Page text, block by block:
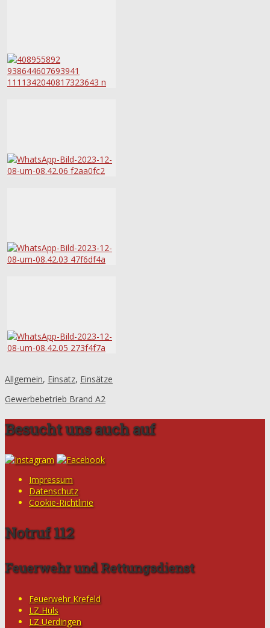
Allgemein, Einsatz, Einsätze
Gewerbebetrieb Brand A2
Besucht uns auch auf
Impressum
Datenschutz
Cookie-Richtlinie
Notruf 112
Feuerwehr und Rettungsdienst
Feuerwehr Krefeld
LZ Hüls
LZ Uerdingen